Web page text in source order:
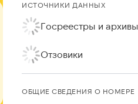
ИСТОЧНИКИ ДАННЫХ
Госреестры и архивы
Отзовики
ОБЩИЕ СВЕДЕНИЯ О НОМЕРЕ